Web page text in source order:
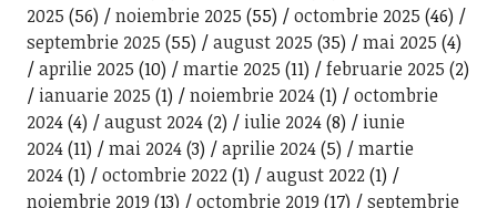
2025 (56) noiembrie 2025 (55) octombrie 2025 (46)
septembrie 2025 (55) august 2025 (35) mai 2025 (4)
aprilie 2025 (10) martie 2025 (11) februarie 2025 (2)
ianuarie 2025 (1) noiembrie 2024(1)
octombrie
2024(4) august 2024(2) iulie 2024(8)
iunie
2024(11) mai 2024(3) aprilie 2024(5)
martie
2024(1) octombrie 2022(1) august 2022(1)
noiembrie 2019 (13) octombrie 2019 (17)
septembrie